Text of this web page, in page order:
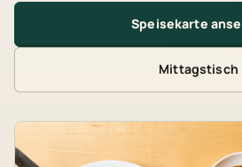
Speisekarte
Mittagstisch